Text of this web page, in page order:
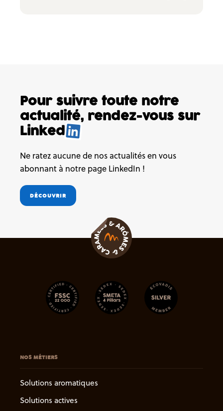
Pour suivre toute notre
actualité, rendez-vous sur
Linked
Ne ratez aucune de nos actualités en vous
abonnant à notre page LinkedIn !
DÉCOUVRIR
NOS MÉTIERS
Solutions aromatiques
Solutions actives